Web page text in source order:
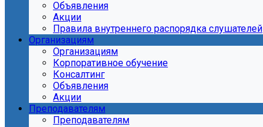
Объявления
Акции
Правила внутреннего распорядка слушателей
Организациям
Организациям
Корпоративное обучение
Консалтинг
Объявления
Акции
Преподавателям
Преподавателям